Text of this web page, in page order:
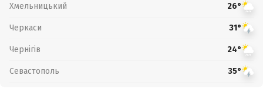
Хмельницький 26°
Черкаси 31°
Чернігів 24°
Севастополь 35°